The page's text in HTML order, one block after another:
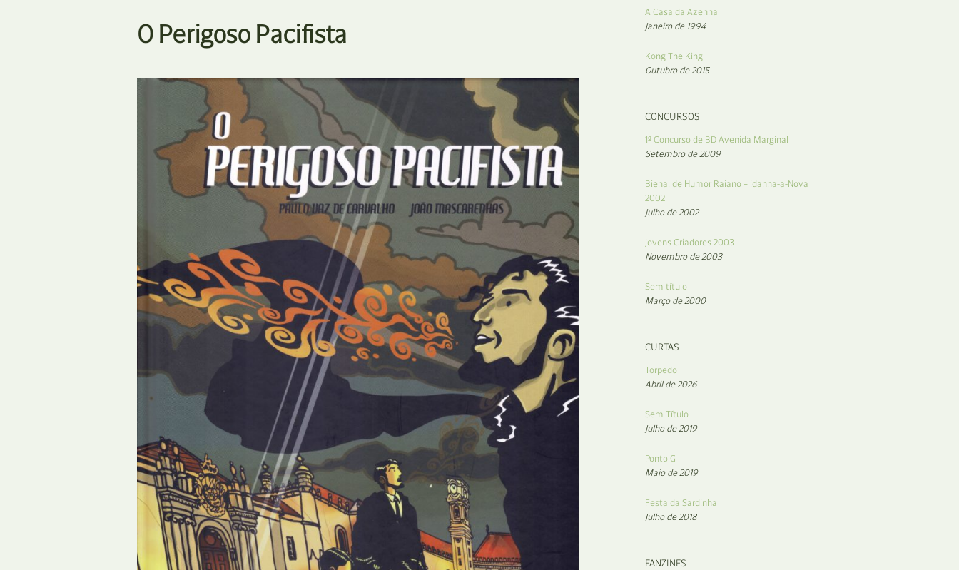
Edição Digital
Exposições e Eventos
Fanzines
Festivais e Salões
Formação
Internacional
Publicação Original
Prémios
O Perigoso Pacifista
A Casa da Azenha
Janeiro de 1994
Kong The King
Outubro de 2015
CONCURSOS
1º Concurso de BD Avenida Marginal
Setembro de 2009
Bienal de Humor Raiano – Idanha-a-Nova
2002
Julho de 2002
Jovens Criadores 2003
Novembro de 2003
Sem título
Março de 2000
CURTAS
Torpedo
Abril de 2026
Sem Título
Julho de 2019
Ponto G
Maio de 2019
Festa da Sardinha
Julho de 2018
FANZINES